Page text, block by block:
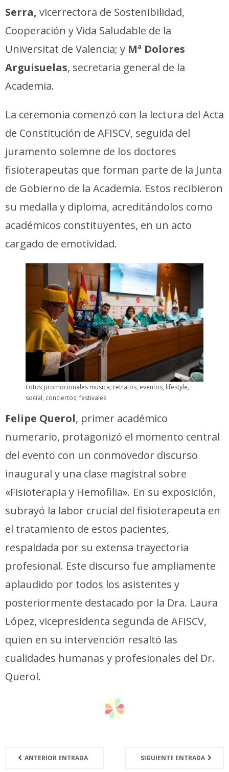
Serra, vicerrectora de Sostenibilidad,
Cooperación y Vida Saludable de la
Universitat de Valencia; y Mª Dolores
Arguisuelas, secretaria general de la
Academia.
La ceremonia comenzó con la lectura del Acta
de Constitución de AFISCV, seguida del
juramento solemne de los doctores
fisioterapeutas que forman parte de la Junta
de Gobierno de la Academia. Estos recibieron
su medalla y diploma, acreditándolos como
académicos constituyentes, en un acto
cargado de emotividad.
Fotos promocionales musica, retratos, eventos, lifestyle,
social, conciertos, festivales
Felipe Querol, primer académico
numerario, protagonizó el momento central
del evento con un conmovedor discurso
inaugural y una clase magistral sobre
«Fisioterapia y Hemofilia». En su exposición,
subrayó la labor crucial del fisioterapeuta en
el tratamiento de estos pacientes,
respaldada por su extensa trayectoria
profesional. Este discurso fue ampliamente
aplaudido por todos los asistentes y
posteriormente destacado por la Dra. Laura
López, vicepresidenta segunda de AFISCV,
quien en su intervención resaltó las
cualidades humanas y profesionales del Dr.
Querol.
ANTERIOR ENTRADA SIGUIENTE ENTRADA